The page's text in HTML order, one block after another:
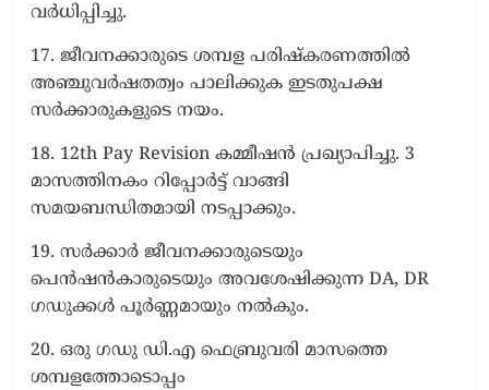
വര്‍ധിപ്പിച്ചു.
17. ജീവനക്കാരുടെ ശമ്പള പരിഷ്കരണത്തില്‍
അഞ്ചുവര്‍ഷതത്വം പാലിക്കുക ഇടതുപക്ഷ
സര്‍ക്കാരുകളുടെ നയം.
18. 12th Pay Revision കമ്മീഷന്‍ പ്രഖ്യാപിച്ചു. 3
മാസത്തിനകം റിപ്പോര്‍ട്ട് വാങ്ങി
സമയബന്ധിതമായി നടപ്പാക്കും.
19. സര്‍ക്കാര്‍ ജീവനക്കാരുടെയും
പെന്‍ഷന്‍കാരുടെയും അവശേഷിക്കുന്ന DA, DR
ഗ‍ഡുക്കള്‍ പൂര്‍ണ്ണമായും നല്‍കും.
20. ഒരു ഗഡു ഡി.എ ഫെബ്രുവരി മാസത്തെ
ശമ്പളത്തോടൊപ്പം